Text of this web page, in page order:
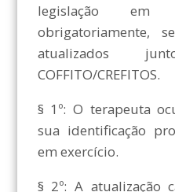
legislação em
obrigatoriamente,
atualizados
COFFITO/CREFITOS.
§ 1º: O terapeuta
sua identificação
em exercício.
§ 2º: A atualização